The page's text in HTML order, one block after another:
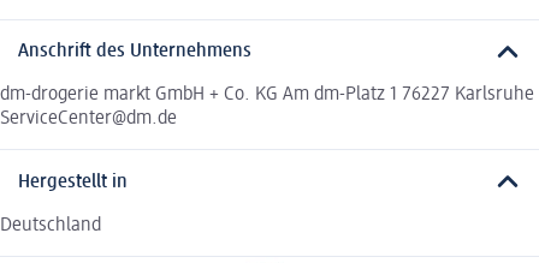
Anschrift des Unternehmens
dm-drogerie markt GmbH + Co. KG Am dm-Platz 1 76227 Karlsruhe
ServiceCenter@dm.de
Hergestellt in
Deutschland